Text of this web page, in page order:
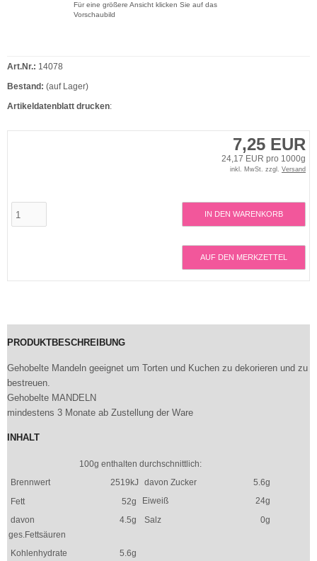
Für eine größere Ansicht klicken Sie auf das
Vorschaubild
7,25 EUR
24,17 EUR pro 1000g
inkl. MwSt. zzgl. Versand
IN DEN WARENKORB
AUF DEN MERKZETTEL
Art.Nr.: 14078
Bestand: (auf Lager)
Artikeldatenblatt drucken:
PRODUKTBESCHREIBUNG
Gehobelte Mandeln geeignet um Torten und Kuchen zu dekorieren und zu
bestreuen.
Gehobelte MANDELN
mindestens 3 Monate ab Zustellung der Ware
INHALT
100g enthalten durchschnittlich:
Brennwert
2519kJ davon Zucker
5.6g
Fett
52g Eiweiß
24g
davon
ges.Fettsäuren
4.5g Salz 0g
Kohlenhydrate 5.6g